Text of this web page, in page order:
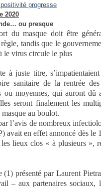
2020
ou presque
du masque doit être
tandis que le
le virus circule le plus
à juste titre,
sanitaire de la rentrée
ou moyennes, qui auront dû
seront finalement les
au boulot.
l’avis de nombreux
avait en effet annoncé dès le
lieux clos « à plusieurs »,
présenté par Laurent
– aux partenaires sociaux,